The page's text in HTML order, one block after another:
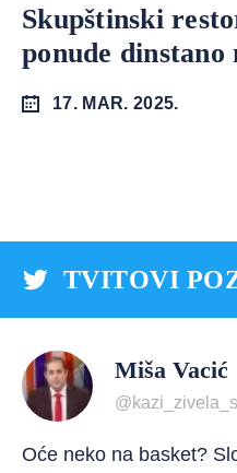
Skupštinski
ponude dinstano
17. MAR. 2025.
TVITOVI
Miša Vacić
Oće neko na basket?